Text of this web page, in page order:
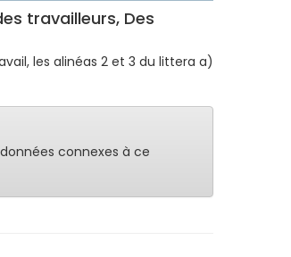
travailleurs, Des
les alinéas 2 et 3 du littera a)
connexes à ce